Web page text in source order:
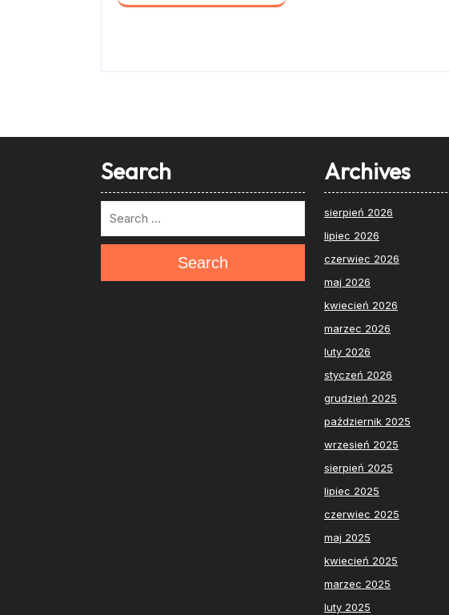
Search
Search
Archives
sierpień 2026
lipiec 2026
czerwiec 2026
maj 2026
kwiecień 2026
marzec 2026
luty 2026
styczeń 2026
grudzień 2025
październik 2025
wrzesień 2025
sierpień 2025
lipiec 2025
czerwiec 2025
maj 2025
kwiecień 2025
marzec 2025
luty 2025